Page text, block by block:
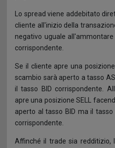
Lo spread viene addebitato
cliente all'inizio della
negativo uguale
corrispondente.
Se il cliente apre una
scambio sarà aperto a tasso
il tasso BID corrispondente.
apre una posizione SELL
aperto al tasso BID ma il
corrispondente.
Affinché il trade sia redditizio,